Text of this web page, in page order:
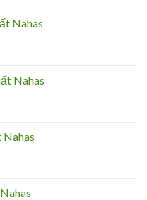
Nahas
Nahas